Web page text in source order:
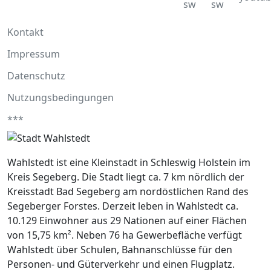
Kontakt
Impressum
Datenschutz
Nutzungsbedingungen
***
Wahlstedt ist eine Kleinstadt in Schleswig Holstein im
Kreis Segeberg. Die Stadt liegt ca. 7 km nördlich der
Kreisstadt Bad Segeberg am nordöstlichen Rand des
Segeberger Forstes. Derzeit leben in Wahlstedt ca.
10.129 Einwohner aus 29 Nationen auf einer Flächen
von 15,75 km². Neben 76 ha Gewerbefläche verfügt
Wahlstedt über Schulen, Bahnanschlüsse für den
Personen- und Güterverkehr und einen Flugplatz.